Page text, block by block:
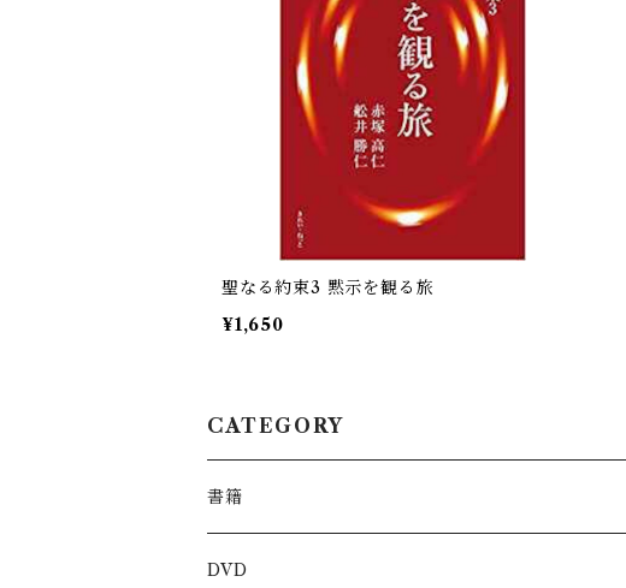
聖なる約束3 黙示を観る旅
¥1,650
CATEGORY
書籍
DVD